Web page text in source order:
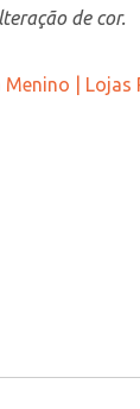
de cor.
| Lojas